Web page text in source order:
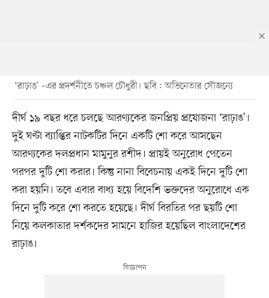
‘রাঢ়াঙ’ –এর প্রদর্শনীতে চঞ্চল চৌধুরী। ছবি : অভিনেতার সৌজন্যে
দীর্ঘ ১৯ বছর ধরে চলছে আরণ্যকের জনপ্রিয় প্রযোজনা ‘রাঢ়াঙ’।
দুই ঘণ্টা ব্যাপ্তির নাটকটির দিনে একটি শো করে আসছেন
আরণ্যকের দলপ্রধান মামুনুর রশীদ। প্রায়ই অনুরোধ পেতেন
পরপর দুটি শো করার। কিন্তু নানা বিবেচনায় একই দিনে দুটি শো
করা হয়নি। তবে এবার বাধ্য হয়ে বিদেশি ভক্তদের অনুরোধে এক
দিনে দুটি করে শো করতে হয়েছে। দীর্ঘ বিরতির পর ছয়টি শো
নিয়ে কলকাতার দর্শকদের সামনে হাজির হয়েছিল বাংলাদেশের
রাঢ়াঙ।